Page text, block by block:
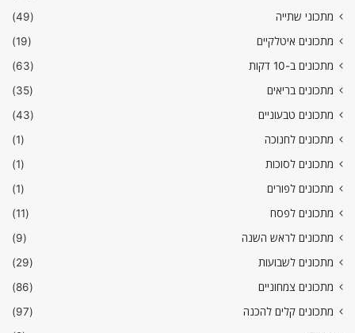
מתכוני שתייה
(49)
מתכונים איטלקיים
(19)
מתכונים ב-10 דקות
(63)
מתכונים בריאים
(35)
מתכונים טבעוניים
(43)
מתכונים לחנוכה
(1)
מתכונים לסוכות
(1)
מתכונים לפורים
(1)
מתכונים לפסח
(11)
מתכונים לראש השנה
(9)
מתכונים לשבועות
(29)
מתכונים צמחוניים
(86)
מתכונים קלים להכנה
(97)